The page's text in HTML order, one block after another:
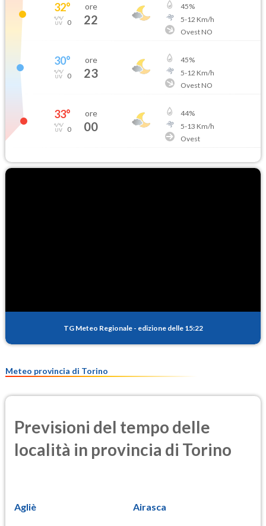
32°
0
ore
22
45%
5-12 Km/h
Ovest NO
30°
0
ore
23
45%
5-12 Km/h
Ovest NO
33°
0
ore
00
44%
5-13 Km/h
Ovest
TG Meteo Regionale - edizione delle 15:22
Meteo provincia di Torino
Previsioni del tempo delle
località in provincia di Torino
Agliè Airasca